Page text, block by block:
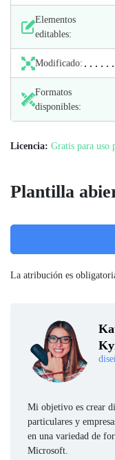
Elementos
editables:
Modificado:
Formatos
disponibles:
Licencia: Gratis para uso
Mi objetivo es crear
particulares y
en una variedad de
Microsoft.
Plantilla
La atribución es